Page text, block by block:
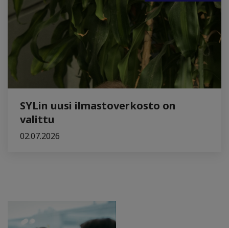
SYLin uusi ilmastoverkosto on
valittu
02.07.2026